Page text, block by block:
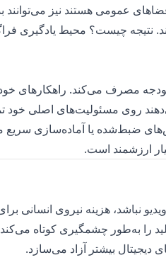
عمومی هستند نیز
نتیجه چیست؟ محیط یادگیری
مصرف می‌کند. راهکارهای
روی مسئولیت‌های اصلی خود
نباشد، هزینه نیروی انسانی
را به‌طور چشمگیری کوتاه می‌کند
دیجیتال بیشتر آزاد می‌سازد.